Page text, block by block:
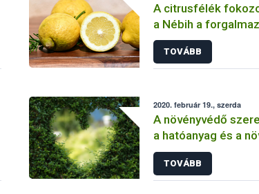
A citrusfélék
a Nébih a
TOVÁBB
2020. február 19., szerda
A növényvédő
a hatóanyag és a
szerint
TOVÁBB